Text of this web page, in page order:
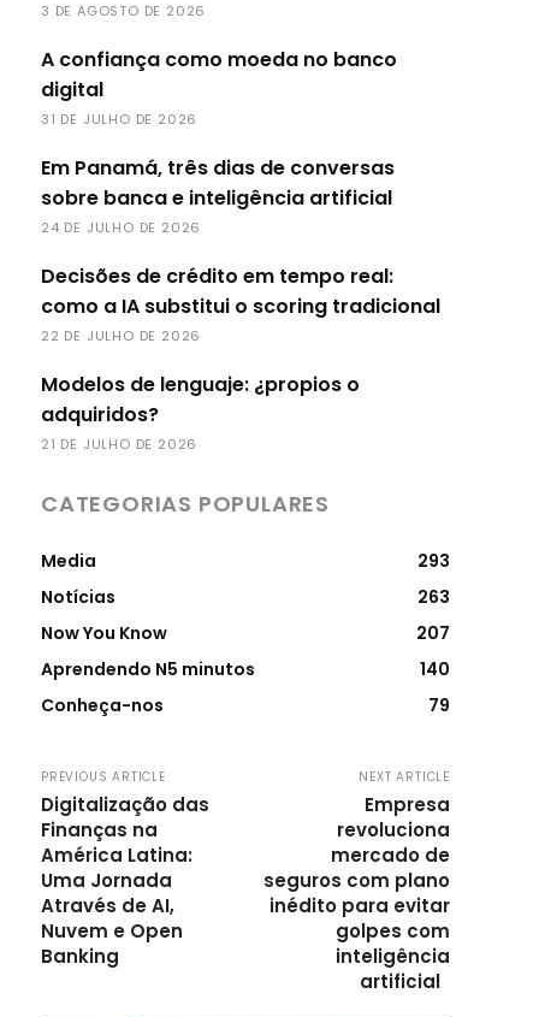
3 DE AGOSTO DE 2026
A confiança como moeda no banco
digital
31 DE JULHO DE 2026
Em Panamá, três dias de conversas
sobre banca e inteligência artificial
24 DE JULHO DE 2026
Decisões de crédito em tempo real:
como a IA substitui o scoring tradicional
22 DE JULHO DE 2026
Modelos de lenguaje: ¿propios o
adquiridos?
21 DE JULHO DE 2026
CATEGORIAS POPULARES
Media
293
Notícias
263
Now You Know
207
Aprendendo N5 minutos
140
Conheça-nos
79
PREVIOUS ARTICLE
Digitalização das
Finanças na
América Latina:
Uma Jornada
Através de AI,
Nuvem e Open
Banking
NEXT ARTICLE
Empresa
revoluciona
mercado de
seguros com plano
inédito para evitar
golpes com
inteligência
artificial